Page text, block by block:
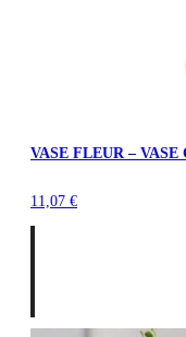
VASE FLEUR –
11,07 €